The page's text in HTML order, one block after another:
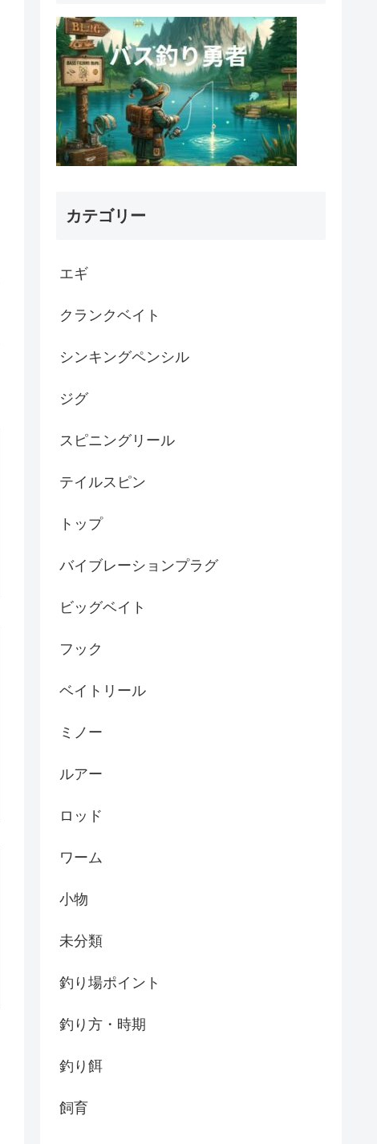
カテゴリー
エギ
クランクベイト
シンキングペンシル
ジグ
スピニングリール
テイルスピン
トップ
バイブレーションプラグ
ビッグベイト
フック
ベイトリール
ミノー
ルアー
ロッド
ワーム
小物
未分類
釣り場ポイント
釣り方・時期
釣り餌
飼育